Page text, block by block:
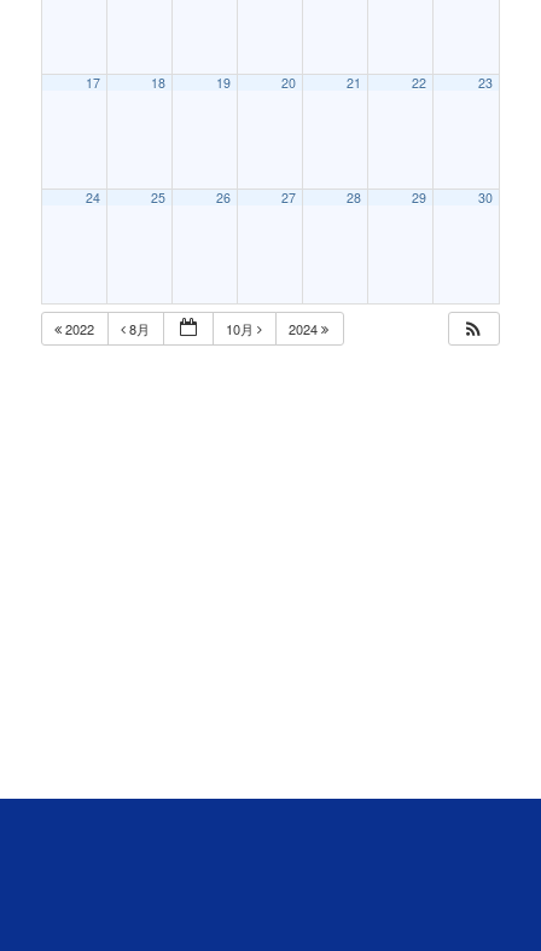
17 18 19 20 21 22 23
24 25 26 27 28 29 30
2022 8月 10月 2024